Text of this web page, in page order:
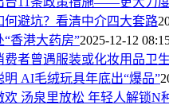
何避坑？看清中介四大套路
“香港大药房”2025-12-12
费者曾遇服装或化妆用品卫
明 AI毛绒玩具年底出“爆品”
欢 汤泉里放松 年轻人解锁N